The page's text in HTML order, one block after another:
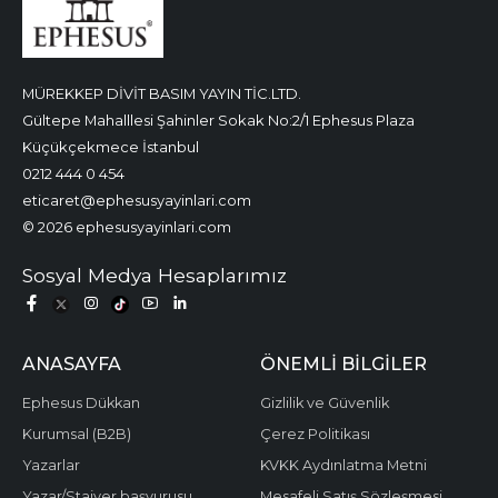
MÜREKKEP DİVİT BASIM YAYIN TİC.LTD.
Gültepe Mahalllesi Şahinler Sokak No:2/1 Ephesus Plaza
Küçükçekmece İstanbul
0212 444 0 454
eticaret@ephesusyayinlari.com
© 2026 ephesusyayinlari.com
Sosyal Medya Hesaplarımız
ANASAYFA
Ephesus Dükkan
Kurumsal (B2B)
Yazarlar
ÖNEMLI BILGILER
Gizlilik ve Güvenlik
Çerez Politikası
KVKK Aydınlatma Metni